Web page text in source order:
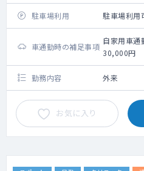
駐車場利用 駐車場利用
車通勤時の補足事項
自家用車通
30,000円
勤務内容 外来
お気に入り